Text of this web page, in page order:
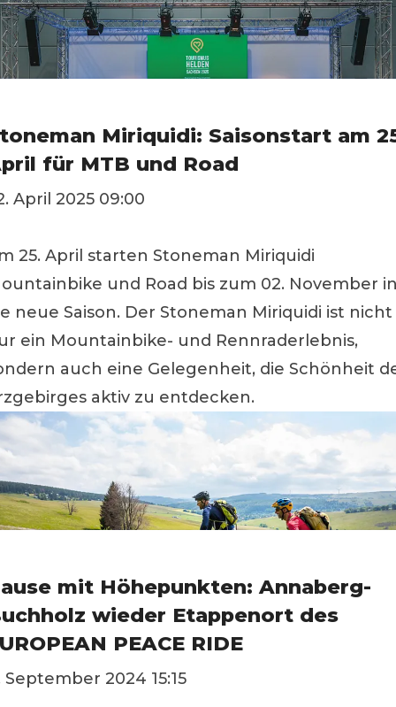
Miriquidi: Saisonstart am
für MTB und Road
April 2025 09:00
25. April starten Stoneman Miriquidi
und Road bis zum 02. November
neue Saison. Der Stoneman Miriquidi ist nicht
ein Mountainbike- und Rennraderlebnis,
auch eine Gelegenheit, die Schönheit
aktiv zu entdecken.
mit Höhepunkten: Annaberg-
wieder Etappenort des
PEACE RIDE
September 2024 15:15